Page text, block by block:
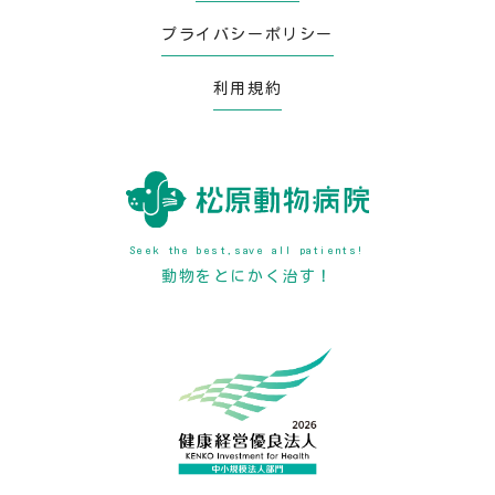
プライバシーポリシー
利用規約
Seek the best,save all patients!
動物をとにかく治す！